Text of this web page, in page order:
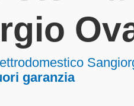
garanzia